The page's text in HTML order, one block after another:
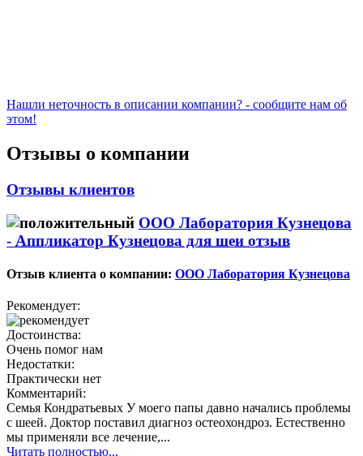
Нашли неточность в описании компании? - сообщите нам об
этом!
Отзывы о компании
Отзывы клиентов
ООО Лаборатория Кузнецова
- Аппликатор Кузнецова для шеи отзыв
Отзыв клиента о компании: ООО Лаборатория Кузнецова
Рекомендует:
Достоинства:
Очень помог нам
Недостатки:
Практически нет
Комментарий:
Семья Кондратьевых У моего папы давно начались проблемы
с шеей. Доктор поставил диагноз остеохондроз. Естественно
мы применяли все лечение,...
Читать полностью...